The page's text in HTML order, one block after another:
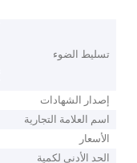
تسليط الضوء
إصدار الشهادات
اسم العلامة التجارية
الأسعار
الحد الأدنى لكمية